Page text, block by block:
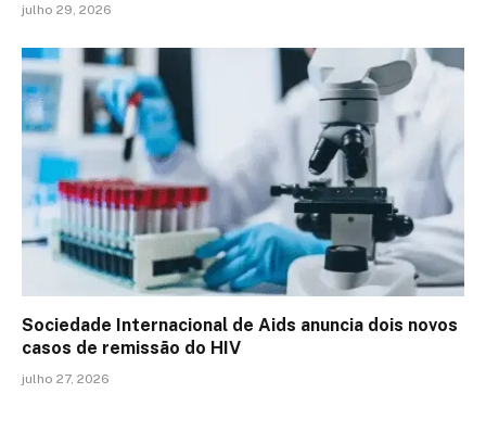
julho 29, 2026
Sociedade Internacional de Aids anuncia dois novos
casos de remissão do HIV
julho 27, 2026